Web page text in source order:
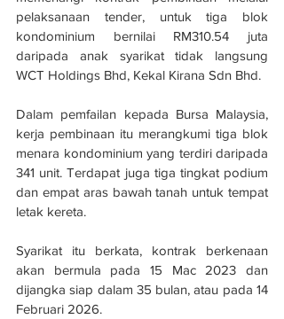
pelaksanaan tender, untuk tiga blok
kondominium bernilai RM310.54 juta
daripada anak syarikat tidak langsung
WCT Holdings Bhd, Kekal Kirana Sdn Bhd.
Dalam pemfailan kepada Bursa Malaysia,
kerja pembinaan itu merangkumi tiga blok
menara kondominium yang terdiri daripada
341 unit. Terdapat juga tiga tingkat podium
dan empat aras bawah tanah untuk tempat
letak kereta.
Syarikat itu berkata, kontrak berkenaan
akan bermula pada 15 Mac 2023 dan
dijangka siap dalam 35 bulan, atau pada 14
Februari 2026.